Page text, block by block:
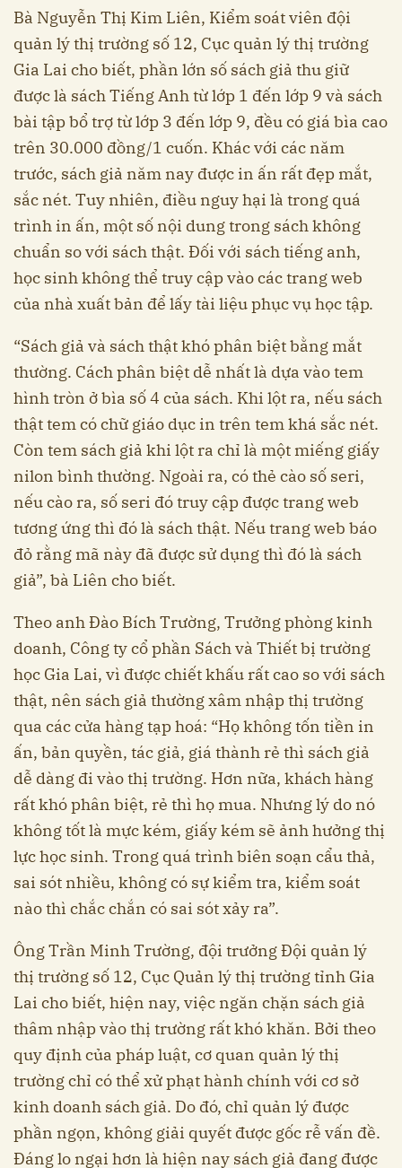
Bà Nguyễn Thị Kim Liên, Kiểm soát viên đội
quản lý thị trường số 12, Cục quản lý thị trường
Gia Lai cho biết, phần lớn số sách giả thu giữ
được là sách Tiếng Anh từ lớp 1 đến lớp 9 và sách
bài tập bổ trợ từ lớp 3 đến lớp 9, đều có giá bìa cao
trên 30.000 đồng/1 cuốn. Khác với các năm
trước, sách giả năm nay được in ấn rất đẹp mắt,
sắc nét. Tuy nhiên, điều nguy hại là trong quá
trình in ấn, một số nội dung trong sách không
chuẩn so với sách thật. Đối với sách tiếng anh,
học sinh không thể truy cập vào các trang web
của nhà xuất bản để lấy tài liệu phục vụ học tập.
“Sách giả và sách thật khó phân biệt bằng mắt
thường. Cách phân biệt dễ nhất là dựa vào tem
hình tròn ở bìa số 4 của sách. Khi lột ra, nếu sách
thật tem có chữ giáo dục in trên tem khá sắc nét.
Còn tem sách giả khi lột ra chỉ là một miếng giấy
nilon bình thường. Ngoài ra, có thẻ cào số seri,
nếu cào ra, số seri đó truy cập được trang web
tương ứng thì đó là sách thật. Nếu trang web báo
đỏ rằng mã này đã được sử dụng thì đó là sách
giả”, bà Liên cho biết.
Theo anh Đào Bích Trường, Trưởng phòng kinh
doanh, Công ty cổ phần Sách và Thiết bị trường
học Gia Lai, vì được chiết khấu rất cao so với sách
thật, nên sách giả thường xâm nhập thị trường
qua các cửa hàng tạp hoá: “Họ không tốn tiền in
ấn, bản quyền, tác giả, giá thành rẻ thì sách giả
dễ dàng đi vào thị trường. Hơn nữa, khách hàng
rất khó phân biệt, rẻ thì họ mua. Nhưng lý do nó
không tốt là mực kém, giấy kém sẽ ảnh hưởng thị
lực học sinh. Trong quá trình biên soạn cẩu thả,
sai sót nhiều, không có sự kiểm tra, kiểm soát
nào thì chắc chắn có sai sót xảy ra”.
Ông Trần Minh Trường, đội trưởng Đội quản lý
thị trường số 12, Cục Quản lý thị trường tỉnh Gia
Lai cho biết, hiện nay, việc ngăn chặn sách giả
thâm nhập vào thị trường rất khó khăn. Bởi theo
quy định của pháp luật, cơ quan quản lý thị
trường chỉ có thể xử phạt hành chính với cơ sở
kinh doanh sách giả. Do đó, chỉ quản lý được
phần ngọn, không giải quyết được gốc rễ vấn đề.
Đáng lo ngại hơn là hiện nay sách giả đang được